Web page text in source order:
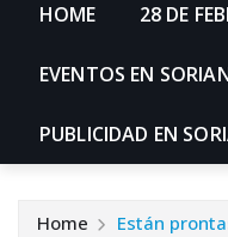
HOME 28 DE
EVENTOS EN
PUBLICIDAD EN
Home Están